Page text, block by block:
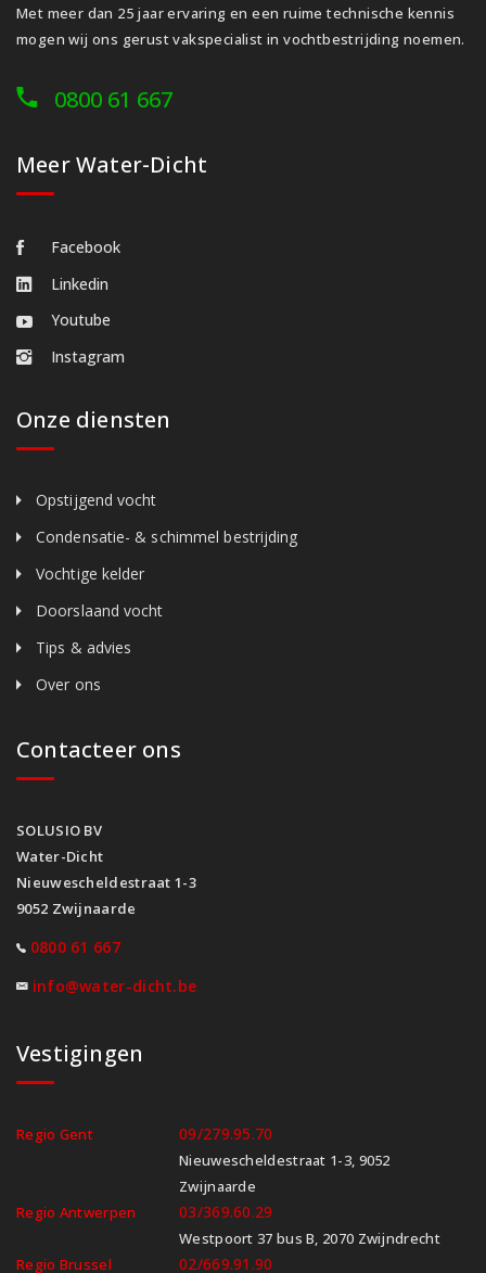
Met meer dan 25 jaar ervaring en een ruime technische kennis
mogen wij ons gerust vakspecialist in vochtbestrijding noemen.
0800 61 667
Meer Water-Dicht
Facebook
Linkedin
Youtube
Instagram
Onze diensten
Opstijgend vocht
Condensatie- & schimmel bestrijding
Vochtige kelder
Doorslaand vocht
Tips & advies
Over ons
Contacteer ons
SOLUSIO BV
Water-Dicht
Nieuwescheldestraat 1-3
9052 Zwijnaarde
0800 61 667
info@water-dicht.be
Vestigingen
Regio Gent 09/279.95.70
Nieuwescheldestraat 1-3, 9052
Zwijnaarde
Regio Antwerpen
03/369.60.29
Westpoort 37 bus B, 2070 Zwijndrecht
Regio Brussel
02/669.91.90